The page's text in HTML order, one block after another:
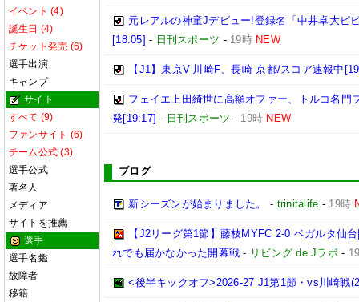
イベント (4)
誕生日 (4)
チケット発売 (6)
選手出演
キャンプ
サイト
すべて (9)
ファンサイト (6)
チーム公式 (3)
選手公式
著名人
メディア
サイトを推薦
選手
選手名鑑
故障者
移籍
元レアルの神童Jデビュー!登録名「中井卓大ピ
[18:05] - 日刊スポーツ - 19時 NEW
【J1】東京V-川崎F、長崎-京都/スコア速報中
フェイエ上田綺世に高額オファー、トルコ名
発[19:17] - 日刊スポーツ - 19時 NEW
ブログ
新シーズンが始まりました。 - trinitalife - 19時
【J2リーグ第1節】藤枝MYFC 2-0 ベガルタ仙
れでも届かなかった開幕戦 - リビング de Jラボ-
<後半キックオフ>2026-27 J1第1節・vs川崎戦